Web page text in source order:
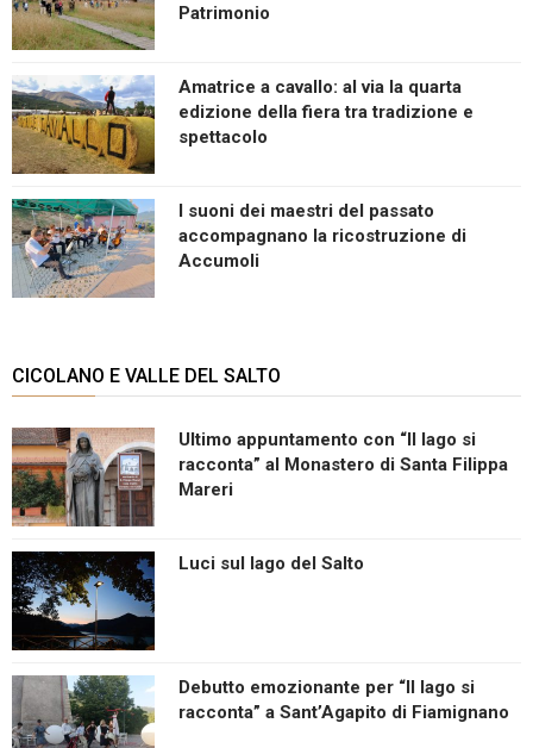
Patrimonio
Amatrice a cavallo: al via la quarta
edizione della fiera tra tradizione e
spettacolo
I suoni dei maestri del passato
accompagnano la ricostruzione di
Accumoli
CICOLANO E VALLE DEL SALTO
Ultimo appuntamento con “Il lago si
racconta” al Monastero di Santa Filippa
Mareri
Luci sul lago del Salto
Debutto emozionante per “Il lago si
racconta” a Sant’Agapito di Fiamignano